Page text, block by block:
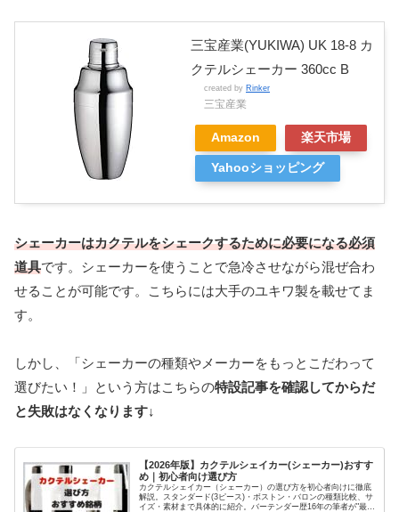
三宝産業(YUKIWA) UK 18-8 カ
クテルシェーカー 360cc B
created by Rinker
三宝産業
Amazon 楽天市場
Yahooショッピング
シェーカーはカクテルをシェークするために必要になる必須
道具です。シェーカーを使うことで急冷させながら混ぜ合わ
せることが可能です。こちらには大手のユキワ製を載せてま
す。
しかし、「シェーカーの種類やメーカーをもっとこだわって
選びたい！」という方はこちらの特設記事を確認してからだ
と失敗はなくなります↓
【2026年版】カクテルシェイカー(シェーカー)おすす
め｜初心者向け選び方
カクテルシェイカー（シェーカー）の選び方を初心者向けに徹底
解説。スタンダード(3ピース)・ボストン・バロンの種類比較、サ
イズ・素材まで具体的に紹介。バーテンダー歴16年の筆者が"最初